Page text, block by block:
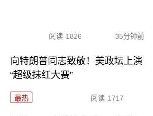
阅读 1826 35分钟前
向特朗普同志致敬！美政坛上演
“超级抹红大赛”
最热 阅读 1717